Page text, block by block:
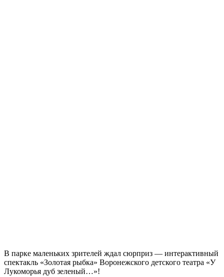
В парке маленьких зрителей ждал сюрприз — интерактивный
спектакль «Золотая рыбка» Воронежского детского театра «У
Лукоморья дуб зеленый…»!